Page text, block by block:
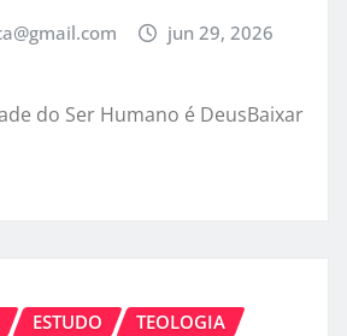
jun 29, 2026
do Ser Humano é DeusBaixar
ESTUDO TEOLOGIA